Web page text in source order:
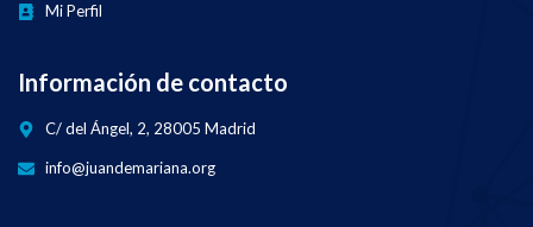
Mi Perfil
Información de contacto
C/ del Ángel, 2, 28005 Madrid
info@juandemariana.org